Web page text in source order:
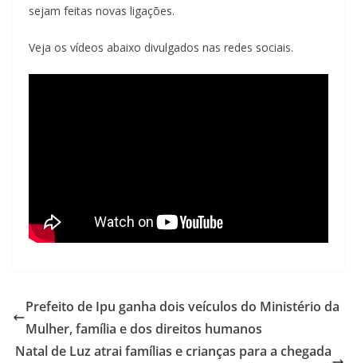
sejam feitas novas ligações.
Veja os vídeos abaixo divulgados nas redes sociais.
Prefeito de Ipu ganha dois veículos do Ministério da
Mulher, família e dos direitos humanos
Natal de Luz atrai famílias e crianças para a chegada